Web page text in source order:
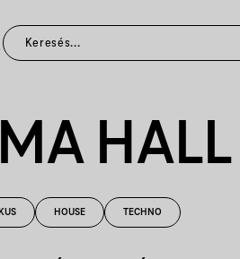
HALL
HOUSE TECHNO